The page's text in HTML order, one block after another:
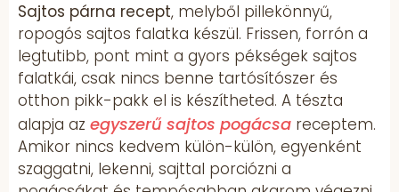
Sajtos párna recept, melyből pillekönnyű,
ropogós sajtos falatka készül. Frissen, forrón a
legtutibb, pont mint a gyors pékségek sajtos
falatkái, csak nincs benne tartósítószer és
otthon pikk-pakk el is készítheted. A tészta
alapja az egyszerű sajtos pogácsa receptem.
Amikor nincs kedvem külön-külön, egyenként
szaggatni, lekenni, sajttal porciózni a